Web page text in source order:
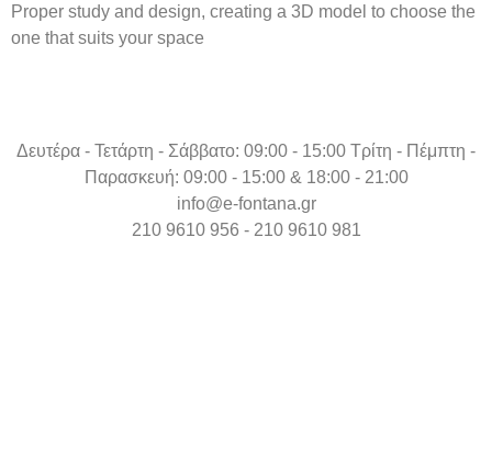
Proper study and design, creating a 3D model to choose the
one that suits your space
Δευτέρα - Τετάρτη - Σάββατο: 09:00 - 15:00 Τρίτη - Πέμπτη -
Παρασκευή: 09:00 - 15:00 & 18:00 - 21:00
info@e-fontana.gr
210 9610 956 - 210 9610 981